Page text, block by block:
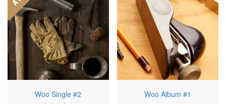
Woo Single #2 Woo Album #1